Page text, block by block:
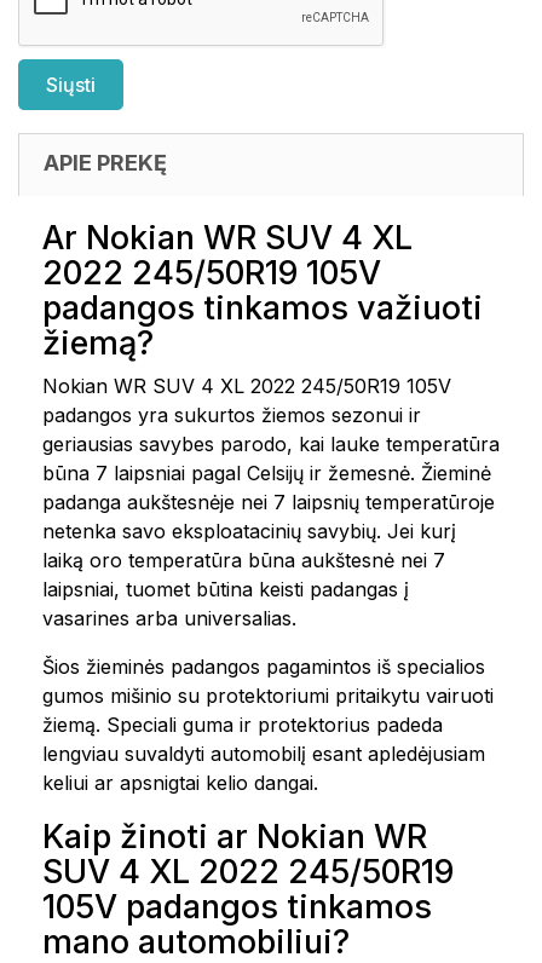
APIE PREKĘ
Ar Nokian WR SUV 4 XL
2022 245/50R19 105V
padangos tinkamos važiuoti
žiemą?
Nokian WR SUV 4 XL 2022 245/50R19 105V
padangos yra sukurtos žiemos sezonui ir
geriausias savybes parodo, kai lauke temperatūra
būna 7 laipsniai pagal Celsijų ir žemesnė. Žieminė
padanga aukštesnėje nei 7 laipsnių temperatūroje
netenka savo eksploatacinių savybių. Jei kurį
laiką oro temperatūra būna aukštesnė nei 7
laipsniai, tuomet būtina keisti padangas į
vasarines arba universalias.
Šios žieminės padangos pagamintos iš specialios
gumos mišinio su protektoriumi pritaikytu vairuoti
žiemą. Speciali guma ir protektorius padeda
lengviau suvaldyti automobilį esant apledėjusiam
keliui ar apsnigtai kelio dangai.
Kaip žinoti ar Nokian WR
SUV 4 XL 2022 245/50R19
105V padangos tinkamos
mano automobiliui?